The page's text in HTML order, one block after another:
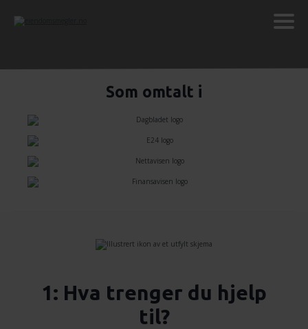
Som omtalt i
1: Hva trenger du hjelp
til?